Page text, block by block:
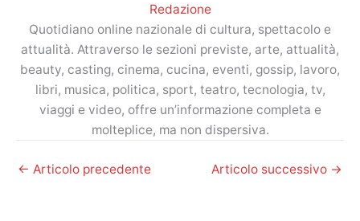
Redazione
Quotidiano online nazionale di cultura, spettacolo e
attualità. Attraverso le sezioni previste, arte, attualità,
beauty, casting, cinema, cucina, eventi, gossip, lavoro,
libri, musica, politica, sport, teatro, tecnologia, tv,
viaggi e video, offre un’informazione completa e
molteplice, ma non dispersiva.
← Articolo precedente Articolo successivo →